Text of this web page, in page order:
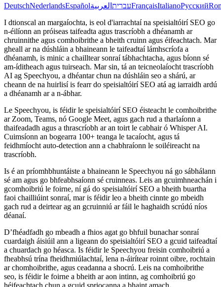
DeutschNederlandsEspañol עברית العربية FrançaisItalianoРусский
I dtionscal an margaíochta, is eol d'iarrachtaí na speisialtóirí SEO go
n-éilíonn an próiseas taifeadta agus trascríobh a dhéanamh ar
chruinnithe agus comhoibrithe a bheith cruinn agus éifeachtach. Mar
gheall ar na dúshláin a bhaineann le taifeadtaí lámhscríofa a
dhéanamh, is minic a chailltear sonraí tábhachtacha, agus bíonn sé
am-íditheach agus tuirseach. Mar sin, tá an teicneolaíocht trascríobh
AI ag Speechyou, a dhéantar chun na dúshláin seo a shárú, ar
cheann de na huirlisí is fearr do speisialtóirí SEO atá ag iarraidh ardú
a dhéanamh ar a n-ábhar.
Le Speechyou, is féidir le speisialtóirí SEO éisteacht le comhoibrithe
ar Zoom, Teams, nó Google Meet, agus gach rud a tharlaíonn a
thaifeadadh agus a thrascríobh ar an toirt le cabhair ó Whisper AI.
Cuimsíonn an bogearra 100+ teanga le tacaíocht, agus tá
feidhmíocht auto-detection ann a chabhraíonn le soiléireacht na
trascríobh.
Is é an príomhbhuntáiste a bhaineann le Speechyou ná go sábhálann
sé am agus go bhfeabhsaíonn sé cruinneas. Leis an gcuimhneachán i
gcomhoibriú le foirne, ní gá do speisialtóirí SEO a bheith buartha
faoi chailliúint sonraí, mar is féidir leo a bheith cinnte go mbeidh
gach rud a deirtear ag an gcruinniú ar fáil le haghaidh scrúdú níos
déanaí.
D’fhéadfadh go mbeadh a fhios agat go bhfuil bunachar sonraí
cuardaigh áisiúil ann a ligeann do speisialtóirí SEO a gcuid taifeadtaí
a chuardach go héasca. Is féidir le Speechyou freisin comhoibriú a
fheabhsú trína fheidhmiúlachtaí, lena n-áirítear roinnt oibre, rochtain
ar chomhoibrithe, agus ceadanna a shocrú. Leis na comhoibrithe
seo, is féidir le foirne a bheith ar aon intinn, ag comhoibriú go
héifeachtach chun a gcuid spriocanna a bhaint amach.